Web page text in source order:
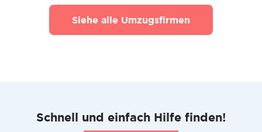
Siehe alle Umzugsfirmen
Schnell und einfach Hilfe finden!